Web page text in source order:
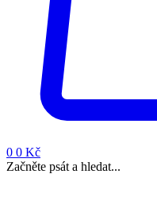
0 0 Kč
Začněte psát a hledat...